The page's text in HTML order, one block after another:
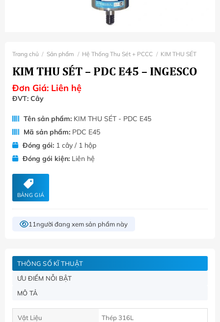
Trang chủ / Sản phẩm / Hệ Thống Thu Sét + PCCC / KIM THU SÉT
KIM THU SÉT – PDC E45 – INGESCO
Đơn Giá: Liên hệ
ĐVT: Cây
Tên sản phẩm:KIM THU SÉT - PDC E45
Mã sản phẩm:PDC E45
Đóng gói:1 cây / 1 hộp
Đóng gói kiện:Liên hệ
BẢNG GIÁ
11người đang xem sản phẩm này
THÔNG SỐ KĨ THUẬT
ƯU ĐIỂM NỖI BẬT
MÔ TẢ
Vật Liệu Thép 316L